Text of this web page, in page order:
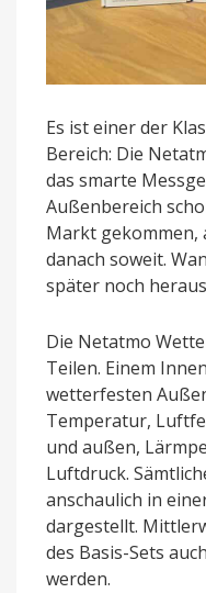
Es ist einer der
Bereich: Die
das smarte
Außenbereich
Markt gekommen,
danach soweit.
später noch
Die Netatmo
Teilen. Einem
wetterfesten
Temperatur,
und außen,
Luftdruck.
anschaulich in
dargestellt.
des Basis-Sets
werden.